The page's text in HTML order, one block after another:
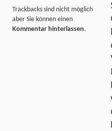
Trackbacks sind nicht möglich
aber Sie können einen
Kommentar hinterlassen.